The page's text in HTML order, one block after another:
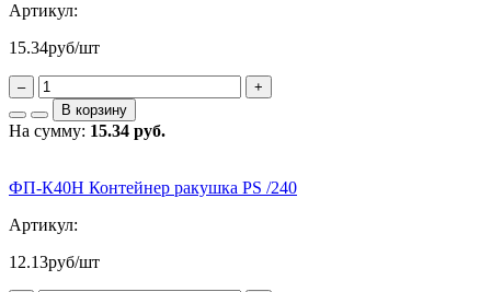
Артикул:
15.34руб/шт
–
+
В корзину
На сумму: 15.34 руб.
ФП-К40Н Контейнер ракушка PS /240
Артикул:
12.13руб/шт